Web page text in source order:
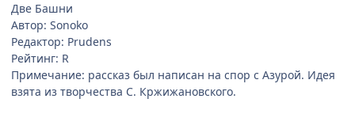
Две Башни
Автор: Sonoko
Редактор: Prudens
Рейтинг: R
Примечание: рассказ был написан на спор с Азурой. Идея
взята из творчества С. Кржижановского.